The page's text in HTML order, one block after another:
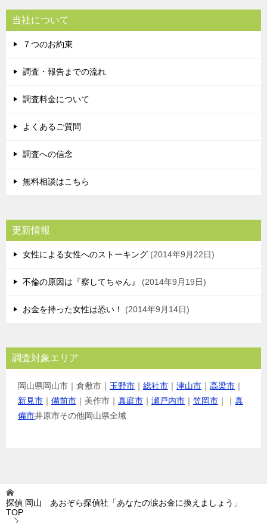
当社について
７つのお約束
調査・報告までの流れ
調査料金について
よくあるご質問
調査への信念
無料相談はこちら
更新情報
女性による女性へのストーキング 2014年9月22日
不倫の原因は『察してちゃん』 2014年9月19日
お金を持った女性は恐い！ 2014年9月14日
調査対象エリア
岡山県岡山市｜倉敷市｜ 玉野市 ｜ 総社市 ｜ 津山市 ｜ 高梁市 ｜
新見市 ｜ 備前市 ｜美作市｜ 真庭市 ｜ 瀬戸内市 ｜ 笠岡市 ｜｜ 真
備市井原市その他岡山県全域
探偵 岡山 あおぞら探偵社「あなたの涙お金に換えましょう」
TOP